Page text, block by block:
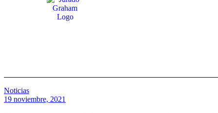
Noticias
19 noviembre, 2021